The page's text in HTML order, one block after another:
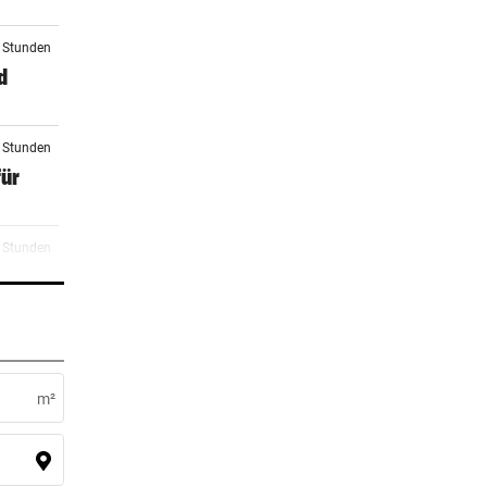
Stunden
m²